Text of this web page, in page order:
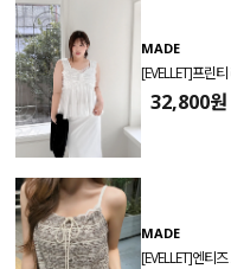
MADE
[EVELLET]프린
32,800원
MADE
[EVELLET]엔티